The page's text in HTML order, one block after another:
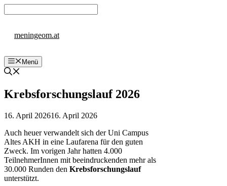
Inhalt
meningeom.at
Menü
Krebsforschungslauf 2026
16. April 202616. April 2026
Auch heuer verwandelt sich der Uni Campus
Altes AKH in eine Laufarena für den guten
Zweck. Im vorigen Jahr hatten 4.000
TeilnehmerInnen mit beeindruckenden mehr als
30.000 Runden den Krebsforschungslauf
unterstützt.